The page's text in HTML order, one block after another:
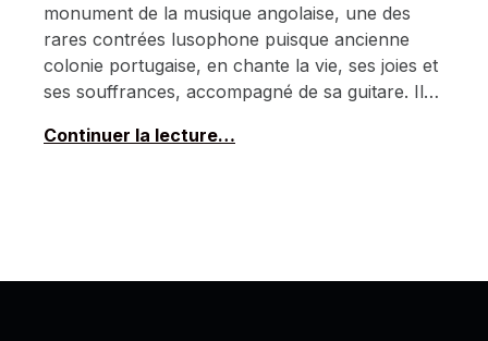
monument de la musique angolaise, une des
rares contrées lusophone puisque ancienne
colonie portugaise, en chante la vie, ses joies et
ses souffrances, accompagné de sa guitare. Il…
Continuer la lecture…